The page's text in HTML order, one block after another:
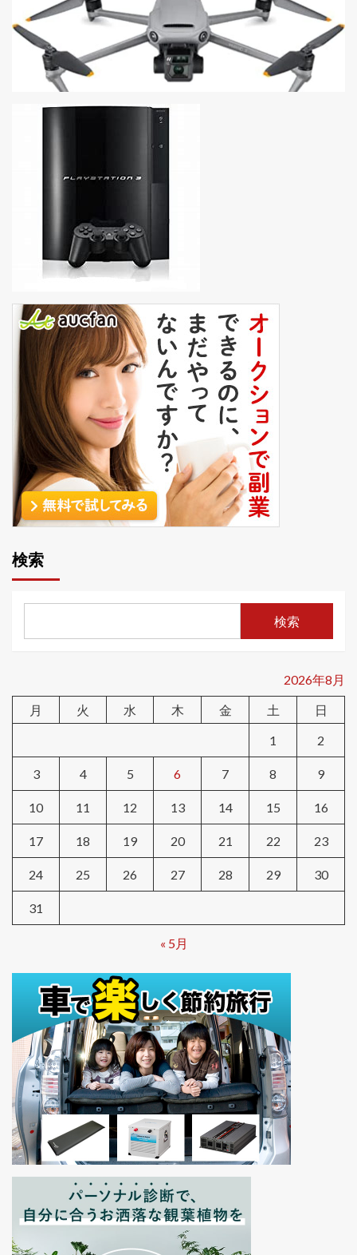
検索
検索
2026年8月
月
火 水 木 金 土
日
1
2
3 4 5 6 7 8 9
10 11 12 13 14 15 16
17 18 19 20 21 22 23
24 25 26 27 28 29 30
31
« 5月